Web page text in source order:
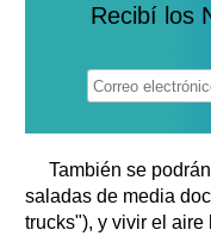
Recibí los
También se
saladas de media
trucks"), y vivir el aire